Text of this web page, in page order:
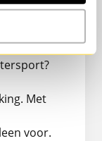
Met
voor.